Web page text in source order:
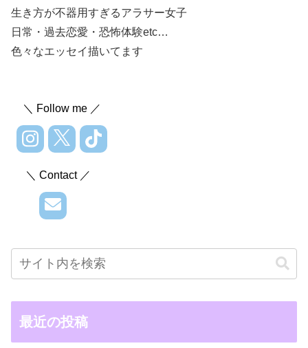
生き方が不器用すぎるアラサー女子
日常・過去恋愛・恐怖体験etc…
色々なエッセイ描いてます
＼ Follow me ／
＼ Contact ／
最近の投稿